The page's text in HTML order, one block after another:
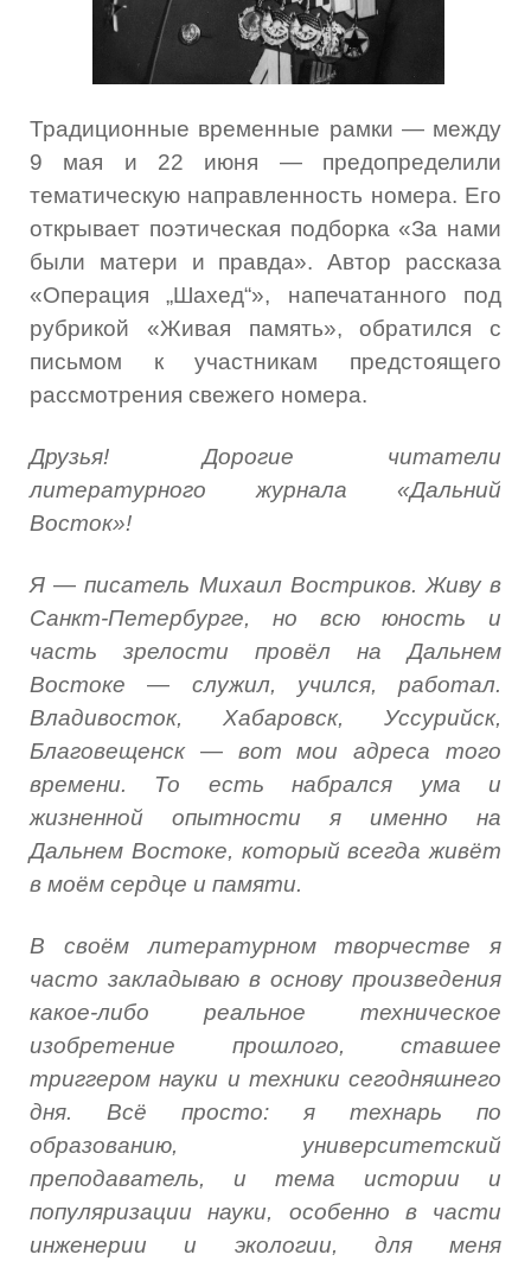
Традиционные временные рамки — между
9 мая и 22 июня — предопределили
тематическую направленность номера. Его
открывает поэтическая подборка «За нами
были матери и правда». Автор рассказа
«Операция „Шахед“», напечатанного под
рубрикой «Живая память», обратился с
письмом к участникам предстоящего
рассмотрения свежего номера.
Друзья! Дорогие читатели
литературного журнала «Дальний
Восток»!
Я— писатель Михаил Востриков. Живу в
Санкт-Петербурге, но всю юность и
часть зрелости провёл на Дальнем
Востоке— служил, учился, работал.
Владивосток, Хабаровск, Уссурийск,
Благовещенск —вот мои адреса того
времени. То есть набрался ума и
жизненной опытности я именно на
Дальнем Востоке, который всегда живёт
в моём сердце и памяти.
В своём литературном творчестве я
часто закладываю в основу произведения
какое-либо реальное техническое
изобретение прошлого, ставшее
триггером науки и техники сегодняшнего
дня. Всё просто: я технарь по
образованию, университетский
преподаватель, и тема истории и
популяризации науки, особенно в части
инженерии и экологии, для меня